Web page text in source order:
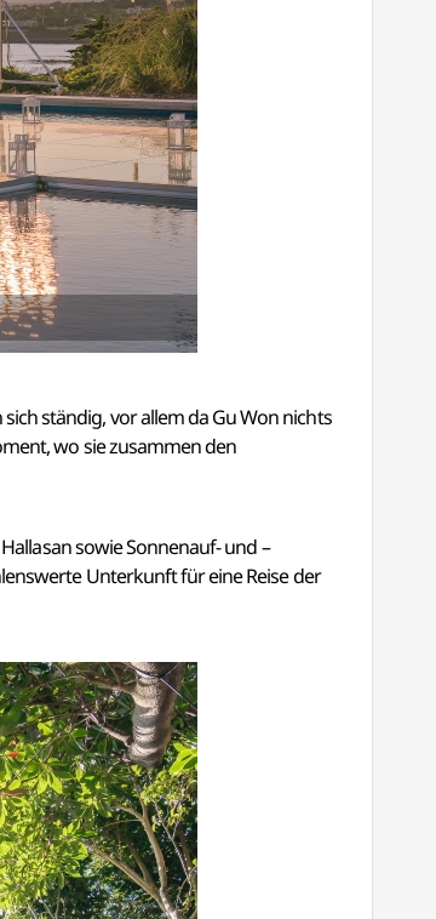
ständig, vor allem da Gu Won nichts
wo sie zusammen den
sowie Sonnenauf- und –
Unterkunft für eine Reise der